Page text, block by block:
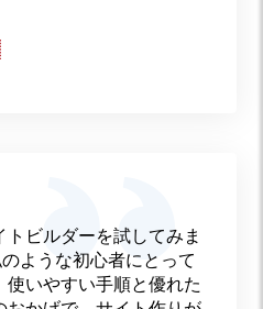
ビルダーを試してみま
ような初心者にとって
いやすい手順と優れた